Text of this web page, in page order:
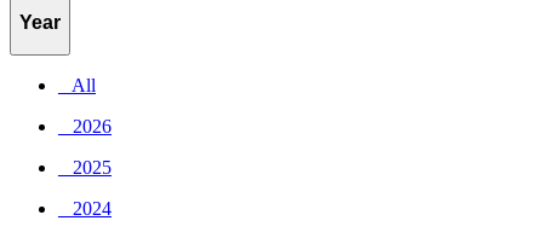
Year
_ All
_ 2026
_ 2025
_ 2024